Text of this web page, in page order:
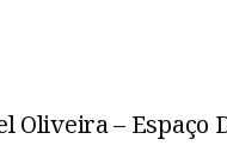
Oliveira – Espaço